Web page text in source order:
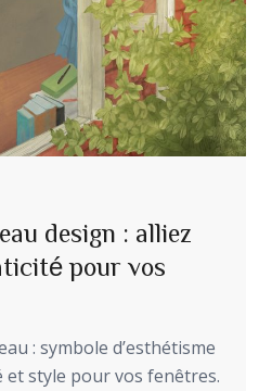
design : alliez
pour vos
: symbole d’esthétisme
et style pour vos fenêtres.